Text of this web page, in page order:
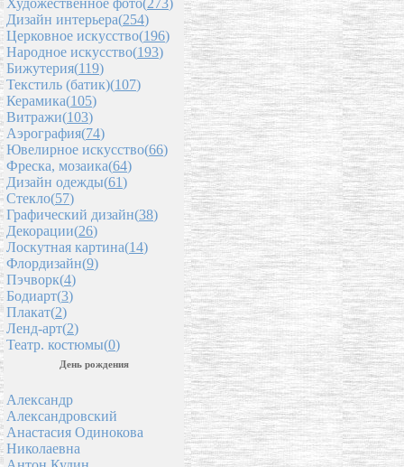
Художественное фото(273)
Дизайн интерьера(254)
Церковное искусство(196)
Народное искусство(193)
Бижутерия(119)
Текстиль (батик)(107)
Керамика(105)
Витражи(103)
Аэрография(74)
Ювелирное искусство(66)
Фреска, мозаика(64)
Дизайн одежды(61)
Стекло(57)
Графический дизайн(38)
Декорации(26)
Лоскутная картина(14)
Флордизайн(9)
Пэчворк(4)
Бодиарт(3)
Плакат(2)
Ленд-арт(2)
Театр. костюмы(0)
День рождения
Александр
Александровский
Анастасия Одинокова
Николаевна